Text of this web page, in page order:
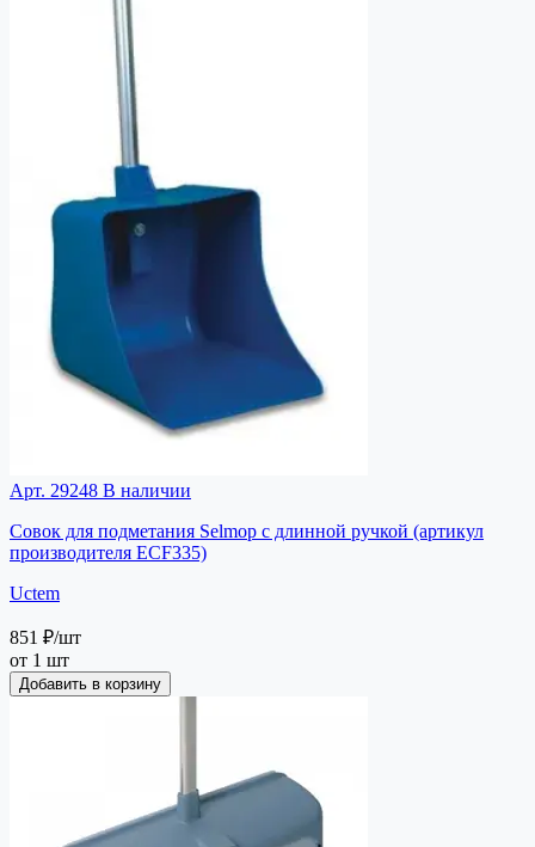
Арт. 29248 В наличии
Совок для подметания Selmop с длинной ручкой (артикул
производителя ECF335)
Uctem
851 ₽/шт
от 1 шт
Добавить в корзину